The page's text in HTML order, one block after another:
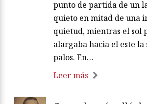
punto de partida de un
quieto en mitad de una
quietud, mientras el sol
alargaba hacia el este la
palos. En…
Leer más